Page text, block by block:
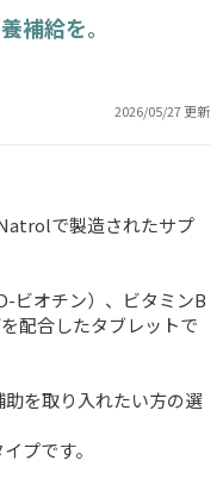
補給を。
2026/05/27 更新
で製造されたサプ
ビオチン）、ビタミンB
配合したタブレットで
を取り入れたい方の選
プです。